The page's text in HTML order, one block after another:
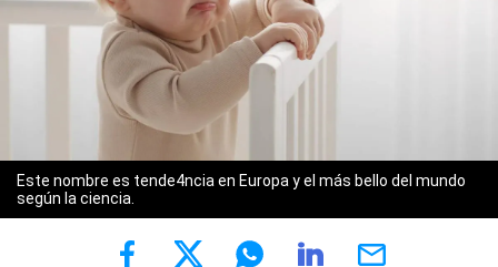
Este nombre es tende4ncia en Europa y el más bello del mundo
según la ciencia.